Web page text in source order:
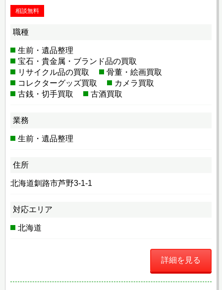
相談無料
職種
生前・遺品整理
宝石・貴金属・ブランド品の買取
リサイクル品の買取
骨董・絵画買取
コレクターグッズ買取
カメラ買取
古銭・切手買取
古酒買取
業務
生前・遺品整理
住所
北海道釧路市芦野3-1-1
対応エリア
北海道
詳細を見る